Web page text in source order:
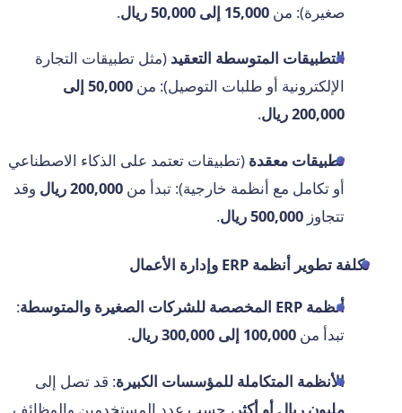
صغيرة): من15,000 إلى 50,000 ريال .
التطبيقات المتوسطة التعقيد (مثل تطبيقات التجارة
الإلكترونية أو طلبات التوصيل): من
50,000 إلى
200,000 ريال
.
تطبيقات معقدة (تطبيقات تعتمد على الذكاء الاصطناعي
أو تكامل مع أنظمة خارجية): تبدأ من200,000 ريال
وقد
تتجاوز500,000 ريال .
تكلفة تطوير أنظمة ERP وإدارة الأعمال
أنظمة ERP المخصصة للشركات الصغيرة والمتوسطة
:
تبدأ من100,000 إلى 300,000 ريال .
الأنظمة المتكاملة للمؤسسات الكبيرة: قد تصل إلى